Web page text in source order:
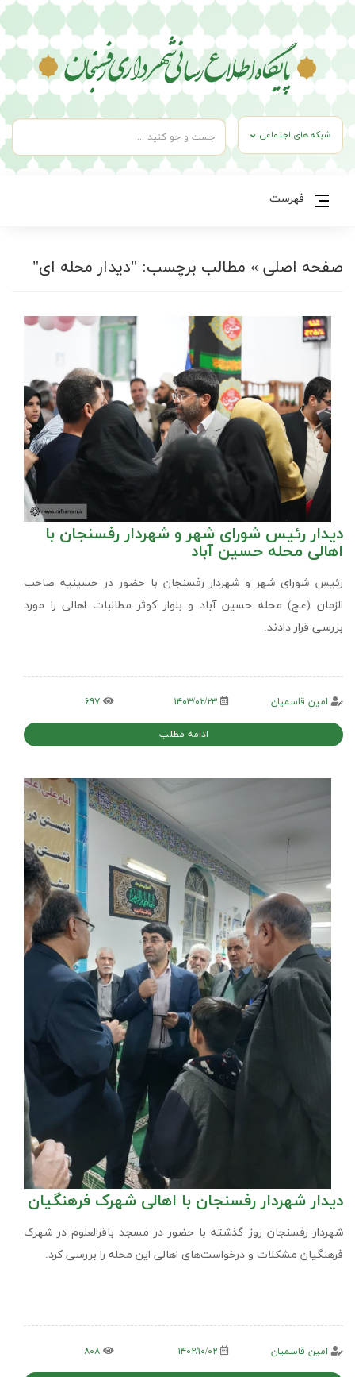
شبکه های اجتماعی
فهرست
صفحه اصلی » مطالب برچسب: "دیدار محله ای"
دیدار رئیس شورای شهر و شهردار رفسنجان با
اهالی محله حسین آباد
رئیس شورای شهر و شهردار رفسنجان با حضور در حسینیه صاحب
الزمان (عج) محله حسین آباد و بلوار کوثر مطالبات اهالی را مورد
بررسی قرار دادند.
امین قاسمیان ۱۴۰۳/۰۲/۲۳ ۶۹۷
ادامه مطلب
دیدار شهردار رفسنجان با اهالی شهرک فرهنگیان
شهردار رفسنجان روز گذشته با حضور در مسجد باقرالعلوم در شهرک
فرهنگیان مشکلات و درخواست‌های اهالی این محله را بررسی کرد.
امین قاسمیان ۱۴۰۲/۱۰/۰۲ ۸۰۸